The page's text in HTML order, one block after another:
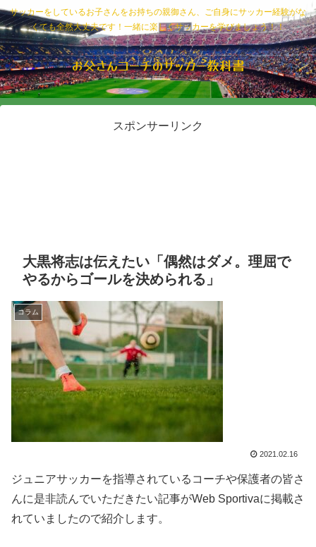
サッカーをしているお子さんをお持ちの親御さん、ご自身にサッカー経験がな
くても全然大丈夫です！一緒に楽しくサッカーを学びましょう！！
お父さんコーチのサッカー教科書
スポンサーリンク
大黒将志は伝えたい「偶然はダメ。理屈で
やるからゴールを決められる」
コラム
2021.02.16
ジュニアサッカーを指導されているコーチや保護者の皆さ
んに是非読んでいただきたい記事がWeb Sportivaに掲載さ
れていましたので紹介します。